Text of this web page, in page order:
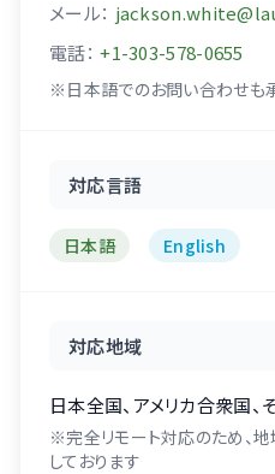
メール：
電話： +1-303-578-0655
※日本語でのお問い合わせも
対応言語
日本語 English
対応地域
日本全国、アメリカ合衆国、
※完全リモート対応のため、
しております